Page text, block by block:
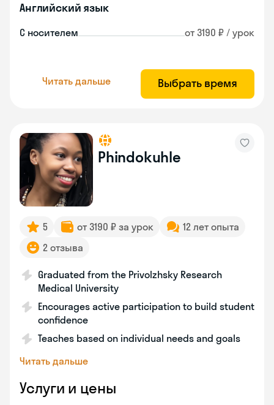
Английский язык
С носителем от 3190 ₽ / урок
Читать дальше Выбрать время
Phindokuhle
5 от 3190 ₽ за урок
12 лет опыта
2 отзыва
Graduated from the Privolzhsky Research
Medical University
Encourages active participation to build student
confidence
Teaches based on individual needs and goals
Читать дальше
Услуги и цены